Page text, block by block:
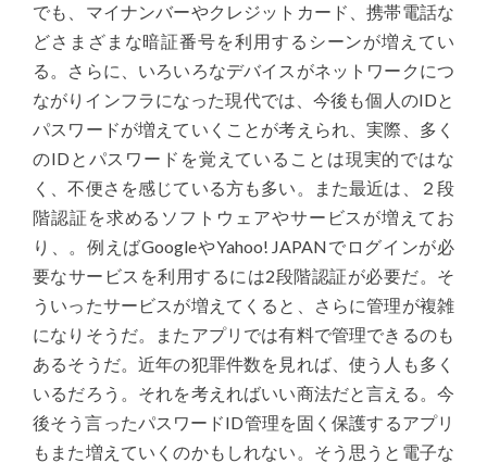
でも、マイナンバーやクレジットカード、携帯電話な
どさまざまな暗証番号を利用するシーンが増えてい
る。さらに、いろいろなデバイスがネットワークにつ
ながりインフラになった現代では、今後も個人のIDと
パスワードが増えていくことが考えられ、実際、多く
のIDとパスワードを覚えていることは現実的ではな
く、不便さを感じている方も多い。また最近は、２段
階認証を求めるソフトウェアやサービスが増えてお
り、。例えばGoogleやYahoo! JAPANでログインが必
要なサービスを利用するには2段階認証が必要だ。そ
ういったサービスが増えてくると、さらに管理が複雑
になりそうだ。またアプリでは有料で管理できるのも
あるそうだ。近年の犯罪件数を見れば、使う人も多く
いるだろう。それを考えればいい商法だと言える。今
後そう言ったパスワードID管理を固く保護するアプリ
もまた増えていくのかもしれない。そう思うと電子な